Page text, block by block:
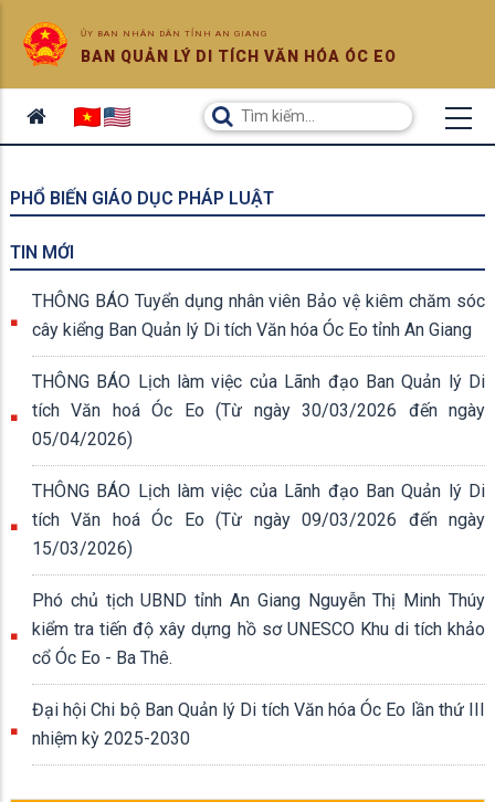
ỦY BAN NHÂN DÂN TỈNH AN GIANG
BAN QUẢN LÝ DI TÍCH VĂN HÓA ÓC EO
PHỔ BIẾN GIÁO DỤC PHÁP LUẬT
TIN MỚI
THÔNG BÁO Tuyển dụng nhân viên Bảo vệ kiêm chăm sóc
cây kiểng Ban Quản lý Di tích Văn hóa Óc Eo tỉnh An Giang
THÔNG BÁO Lịch làm việc của Lãnh đạo Ban Quản lý Di
tích Văn hoá Óc Eo (Từ ngày 30/03/2026 đến ngày
05/04/2026)
THÔNG BÁO Lịch làm việc của Lãnh đạo Ban Quản lý Di
tích Văn hoá Óc Eo (Từ ngày 09/03/2026 đến ngày
15/03/2026)
Phó chủ tịch UBND tỉnh An Giang Nguyễn Thị Minh Thúy
kiểm tra tiến độ xây dựng hồ sơ UNESCO Khu di tích khảo
cổ Óc Eo - Ba Thê.
Đại hội Chi bộ Ban Quản lý Di tích Văn hóa Óc Eo lần thứ III
nhiệm kỳ 2025-2030